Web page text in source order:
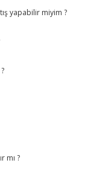
yapabilir miyim ?
mı ?